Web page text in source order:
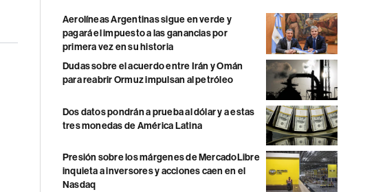
Aerolíneas Argentinas sigue en verde y
pagará el impuesto a las ganancias por
primera vez en su historia
Dudas sobre el acuerdo entre Irán y Omán
para reabrir Ormuz impulsan al petróleo
Dos datos pondrán a prueba al dólar y a estas
tres monedas de América Latina
Presión sobre los márgenes de MercadoLibre
inquieta a inversores y acciones caen en el
Nasdaq